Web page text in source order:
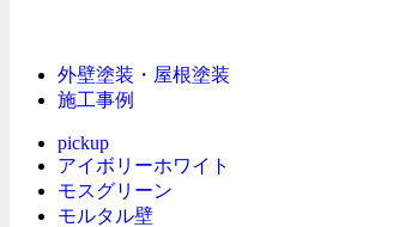
外壁塗装・屋根塗装
施工事例
pickup
アイボリーホワイト
モスグリーン
モルタル壁